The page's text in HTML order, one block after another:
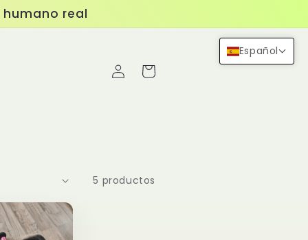
humano real
Iniciar
sesión
Carrito
5 productos
Español